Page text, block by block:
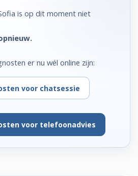
is op dit moment niet
er nu wél online zijn:
voor chatsessie
voor telefoonadvies